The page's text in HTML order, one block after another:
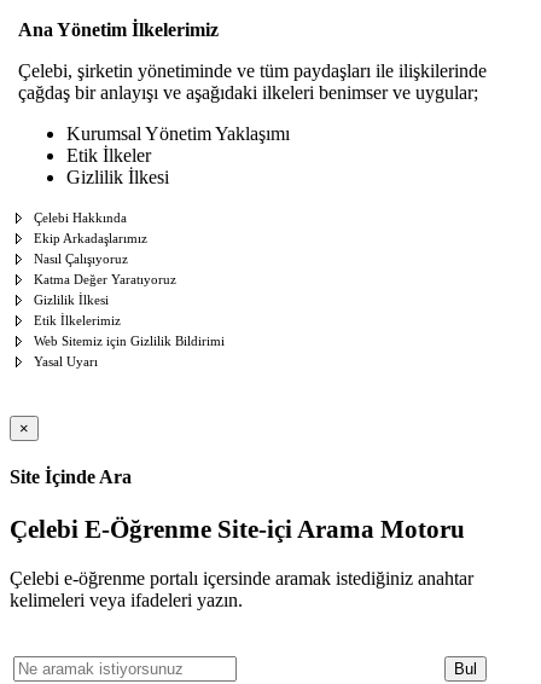
Ana Yönetim İlkelerimiz
Çelebi, şirketin yönetiminde ve tüm paydaşları ile ilişkilerinde
çağdaş bir anlayışı ve aşağıdaki ilkeleri benimser ve uygular;
Kurumsal Yönetim Yaklaşımı
Etik İlkeler
Gizlilik İlkesi
Çelebi Hakkında
Ekip Arkadaşlarımız
Nasıl Çalışıyoruz
Katma Değer Yaratıyoruz
Gizlilik İlkesi
Etik İlkelerimiz
Web Sitemiz için Gizlilik Bildirimi
Yasal Uyarı
×
Site İçinde Ara
Çelebi E-Öğrenme Site-içi Arama Motoru
Çelebi e-öğrenme portalı içersinde aramak istediğiniz anahtar
kelimeleri veya ifadeleri yazın.